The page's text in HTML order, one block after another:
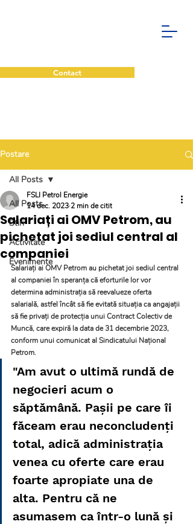
Contact
Postare
All Posts
Stiri
Activitate
Evenimente
All Posts
Salariați ai OMV Petrom, au
pichetat joi sediul central al
companiei
FSLI Petrol Energie
14 dec. 2023 2 min de citit
Salariaţi ai OMV Petrom au pichetat joi sediul central
al companiei în speranţa că eforturile lor vor
determina administraţia să reevalueze oferta
salarială, astfel încât să fie evitată situaţia ca angajaţii
să fie privaţi de protecţia unui Contract Colectiv de
Muncă, care expiră la data de 31 decembrie 2023,
conform unui comunicat al Sindicatului Naţional
Petrom.
"Am avut o ultimă rundă de
negocieri acum o
săptămână. Paşii pe care îi
făceam erau neconcludenţi
total, adică administraţia
venea cu oferte care erau
foarte apropiate una de
alta. Pentru că ne
asumasem ca într-o lună şi